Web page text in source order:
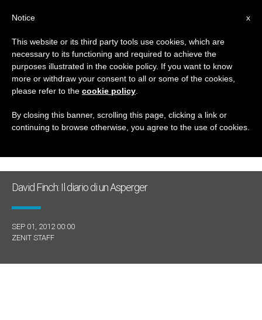
GIORNO
Settembre 1st, 2012
ULTIME NOTIZIE
David Finch: Il diario di un Asperger
SEP 01, 2012 00:00
ZENIT STAFF
x
Notice
This website or its third party tools use cookies, which are
necessary to its functioning and required to achieve the
purposes illustrated in the cookie policy. If you want to know
more or withdraw your consent to all or some of the cookies,
please refer to the cookie policy
By closing this banner, scrolling this page, clicking a link or
continuing to browse otherwise, you agree to the use of cookies.